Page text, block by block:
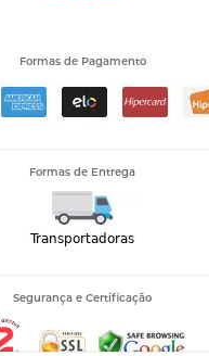
Formas de Pagamento
Formas de Entrega
Segurança e Certificação